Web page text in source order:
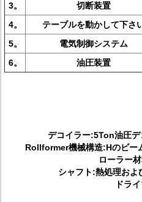
3。
切断装置
4。
テーブルを動かして下さ
5。
電気制御システム
6。
油圧装置
デコイラー:5Ton油圧
Rollformer機械構造:Hのビー
ローラー
シャフト:熱処理お
ドラ